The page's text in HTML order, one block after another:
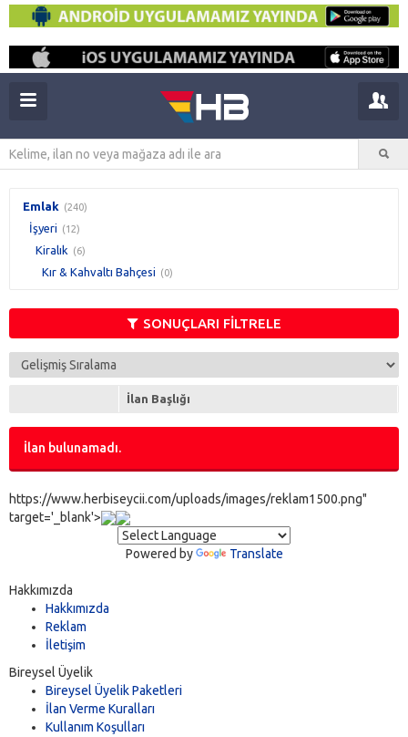
Emlak (240)
İşyeri (12)
Kiralık (6)
Kır & Kahvaltı Bahçesi (0)
SONUÇLARI FİLTRELE
İlan Başlığı
İlan bulunamadı.
https://www.herbiseycii.com/uploads/images/reklam1500.png"
target='_blank'>
Powered by Translate
Hakkımızda
Hakkımızda
Reklam
İletişim
Bireysel Üyelik
Bireysel Üyelik Paketleri
İlan Verme Kuralları
Kullanım Koşulları